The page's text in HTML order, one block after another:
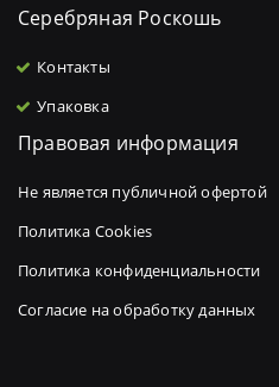
Серебряная Роскошь
Контакты
Упаковка
Правовая информация
Не является публичной офертой
Политика Cookies
Политика конфиденциальности
Согласие на обработку данных